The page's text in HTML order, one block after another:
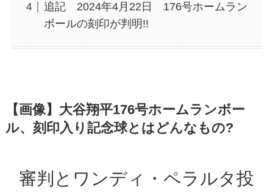
追記 2024年4月22日 176号ホームラン
ボールの刻印が判明!!
【画像】大谷翔平176号ホームランボー
ル、刻印入り記念球とはどんなもの?
審判とワンディ・ペラルタ投